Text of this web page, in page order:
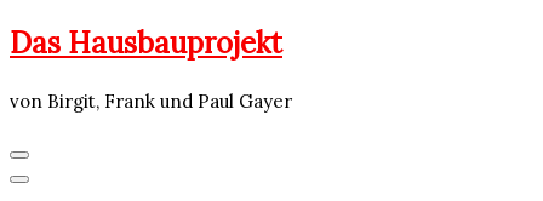
Skip
to
Das Hausbauprojekt
von Birgit, Frank und Paul Gayer